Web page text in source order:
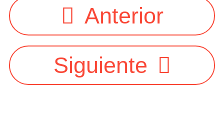
Anterior
Siguiente